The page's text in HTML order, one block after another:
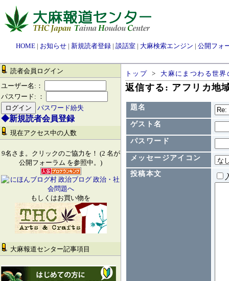
HOME | お知らせ | 新規読者登録 | 談話室 | 大麻検索エンジン | 公開フォ
読者会員ログイン
ユーザー名:：
パスワード: ：
パスワード紛失
◆新規読者会員登録
現在アクセス中の人数
9名さま。クリックのご協力を！ (2 名が
公開フォーラム を参照中。)
もしくはお買い物を
大麻報道センター記事項目
トップ > 大麻にまつわる世界
返信する: アフリカ地
題名
ゲスト名
パスワード
メッセージアイコン
投稿本文